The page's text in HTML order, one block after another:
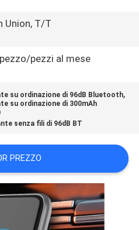
Union, T/T
pezzi al mese
su ordinazione di 96dB Bluetooth,
su ordinazione di 300mAh
senza fili di 96dB BT
PREZZO